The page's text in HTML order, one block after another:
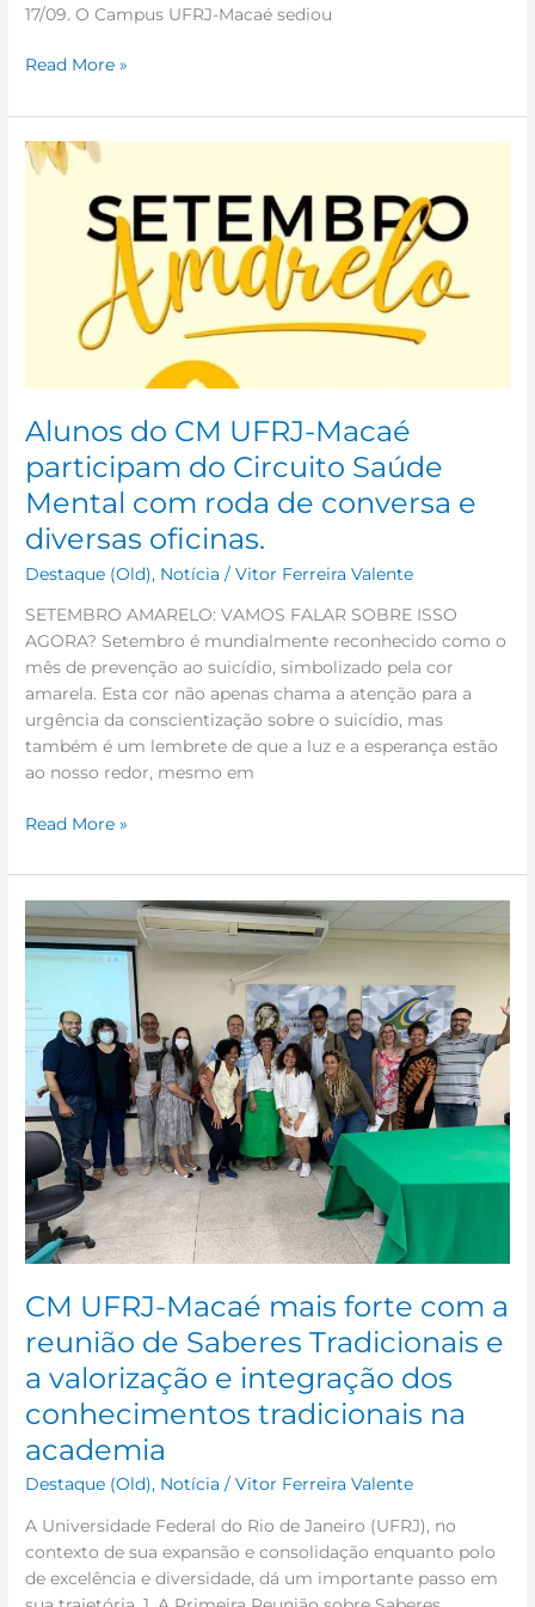
17/09. O Campus UFRJ-Macaé sediou
Read More »
Alunos do CM UFRJ-Macaé
participam do Circuito Saúde
Mental com roda de conversa e
diversas oficinas.
Destaque (Old), Notícia /Vitor Ferreira Valente
SETEMBRO AMARELO: VAMOS FALAR SOBRE ISSO
AGORA? Setembro é mundialmente reconhecido como o
mês de prevenção ao suicídio, simbolizado pela cor
amarela. Esta cor não apenas chama a atenção para a
urgência da conscientização sobre o suicídio, mas
também é um lembrete de que a luz e a esperança estão
ao nosso redor, mesmo em
Alunos
do
participam
Circuito
Mental
com
roda
de
conversa
diversas
oficinas.
Read More »
CM UFRJ-Macaé mais forte com a
reunião de Saberes Tradicionais e
a valorização e integração dos
conhecimentos tradicionais na
academia
Destaque (Old), Notícia /Vitor Ferreira Valente
A Universidade Federal do Rio de Janeiro (UFRJ), no
contexto de sua expansão e consolidação enquanto polo
de excelência e diversidade, dá um importante passo em
CM
UFRJ-
Macaé
forte
com
reunião
de
Saberes
Tradicionais
a
valorização
integração
dos
tradicionais
na
academia